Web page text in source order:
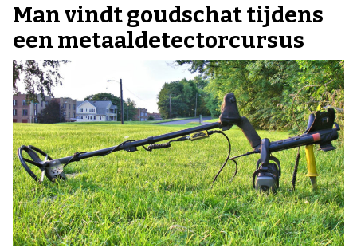
Man vindt goudschat tijdens
een metaaldetectorcursus